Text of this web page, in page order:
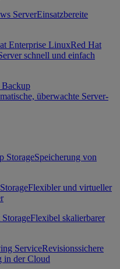
ServerEinsatzbereite
Enterprise LinuxRed Hat
schnell und einfach
überwachte Server-
StorageSpeicherung von
Flexibler und virtueller
Flexibel skalierbarer
ServiceRevisionssichere
in der Cloud